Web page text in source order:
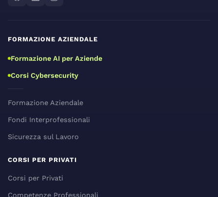
FORMAZIONE AZIENDALE
Formazione AI per Aziende
Corsi Cybersecurity
Formazione Aziendale
Fondi Interprofessionali
Sicurezza sul Lavoro
CORSI PER PRIVATI
Corsi per Privati
Competenze Professionali